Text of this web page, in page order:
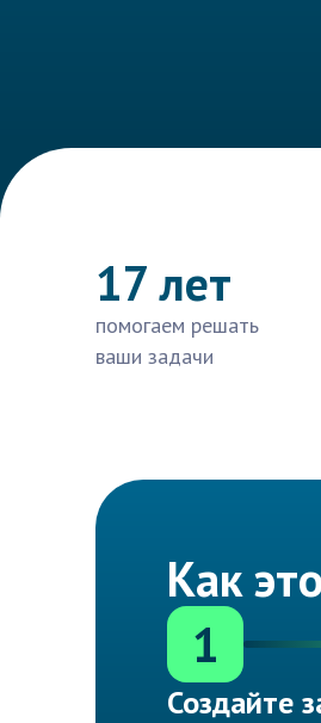
17 лет
помогаем решать
ваши задачи
Как
1
Создайте